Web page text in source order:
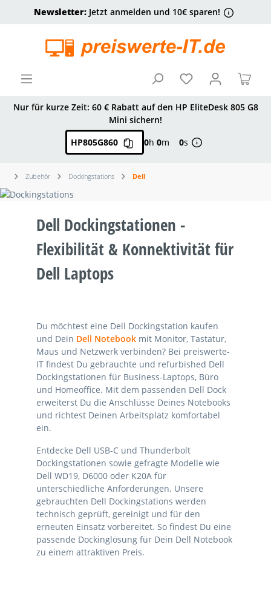
springen
Newsletter:Jetzt anmelden und 10€ sparen!
Nur für kurze Zeit: 60 € Rabatt auf den HP EliteDesk 805 G8
Mini sichern!
HP805G860
0h 0m 0s
Zubehör Dockingstations Dell
Dell Dockingstationen -
Flexibilität & Konnektivität für
Dell Laptops
Du möchtest eine Dell Dockingstation kaufen
und Dein Dell Notebook mit Monitor, Tastatur,
Maus und Netzwerk verbinden? Bei preiswerte-
IT findest Du gebrauchte und refurbished Dell
Dockingstationen für Business-Laptops, Büro
und Homeoffice. Mit dem passenden Dell Dock
erweiterst Du die Anschlüsse Deines Notebooks
und richtest Deinen Arbeitsplatz komfortabel
ein.
Entdecke Dell USB-C und Thunderbolt
Dockingstationen sowie gefragte Modelle wie
Dell WD19, D6000 oder K20A für
unterschiedliche Anforderungen. Unsere
gebrauchten Dell Dockingstations werden
technisch geprüft, gereinigt und für den
erneuten Einsatz vorbereitet. So findest Du eine
passende Dockinglösung für Dein Dell Notebook
zu einem attraktiven Preis.